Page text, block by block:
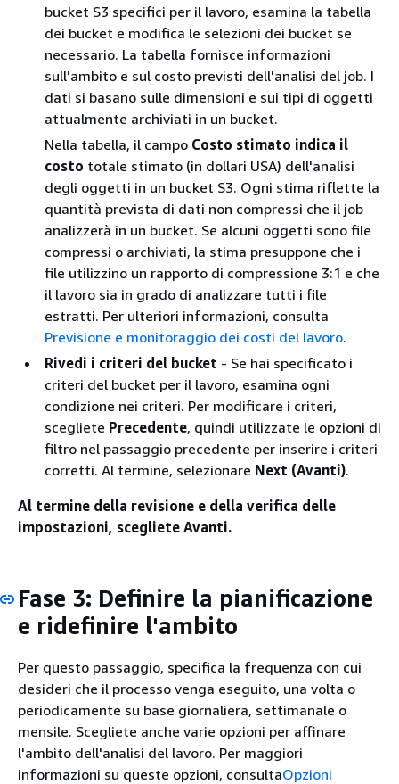
bucket S3 specifici per il lavoro, esamina la tabella
dei bucket e modifica le selezioni dei bucket se
necessario. La tabella fornisce informazioni
sull'ambito e sul costo previsti dell'analisi del job. I
dati si basano sulle dimensioni e sui tipi di oggetti
attualmente archiviati in un bucket.
Nella tabella, il campo Costo stimato indica il
costo totale stimato (in dollari USA) dell'analisi
degli oggetti in un bucket S3. Ogni stima riflette la
quantità prevista di dati non compressi che il job
analizzerà in un bucket. Se alcuni oggetti sono file
compressi o archiviati, la stima presuppone che i
file utilizzino un rapporto di compressione 3:1 e che
il lavoro sia in grado di analizzare tutti i file
estratti. Per ulteriori informazioni, consulta
Previsione e monitoraggio dei costi del lavoro.
Rivedi i criteri del bucket ‐ Se hai specificato i
criteri del bucket per il lavoro, esamina ogni
condizione nei criteri. Per modificare i criteri,
scegliete Precedente, quindi utilizzate le opzioni di
filtro nel passaggio precedente per inserire i criteri
corretti. Al termine, selezionare Next (Avanti).
Al termine della revisione e della verifica delle
impostazioni, scegliete Avanti.
Fase 3: Definire la pianificazione
e ridefinire l'ambito
Per questo passaggio, specifica la frequenza con cui
desideri che il processo venga eseguito, una volta o
periodicamente su base giornaliera, settimanale o
mensile. Scegliete anche varie opzioni per affinare
l'ambito dell'analisi del lavoro. Per maggiori
informazioni su queste opzioni, consultaOpzioni